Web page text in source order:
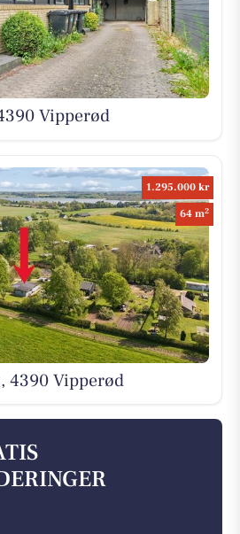
Vipperød
1.295.000 kr
64 m2
4390 Vipperød